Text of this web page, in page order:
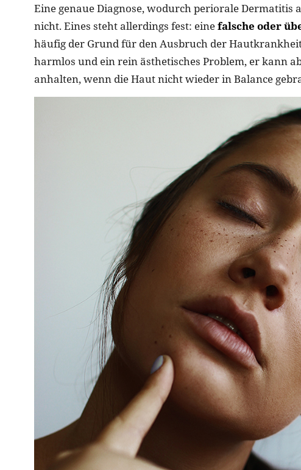
Eine genaue Diagnose, wodurch periorale Dermatitis
nicht. Eines steht allerdings fest: einefalsche oder
häufig der Grund für den Ausbruch der
harmlos und ein rein ästhetisches Problem, er kann
anhalten, wenn die Haut nicht wieder in Balance